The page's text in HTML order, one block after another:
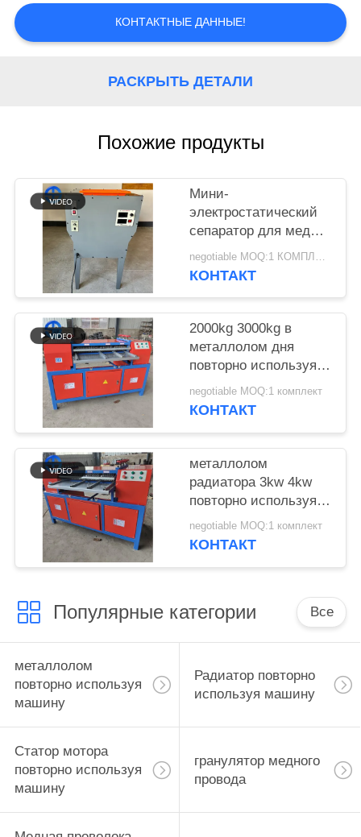
ВСЕ
СЛУЧАИ
ОТПРАВИТЬ
САЙТА
ПОЛИТИКА
КОНФИДЕНЦИАЛЬНОСТИ
КОНТАКТНЫЕ ДАННЫЕ!
РАСКРЫТЬ ДЕТАЛИ
Похожие продукты
Мини-
электростатический
сепаратор для меди и
пластика 100-150 кг/чnegotiable MOQ:1 КОМПЛЕКТ
КОНТАКТ
2000kg 3000kg в
металлолом дня
повторно используя
разделитель
радиатора машины
negotiable MOQ:1 комплект
КОНТАКТ
металлолом
радиатора 3kw 4kw
повторно используя
очищенность 100%
машины
negotiable MOQ:1 комплект
КОНТАКТ
Популярные категории Все
металлолом
повторно используя
машину
Радиатор повторно
используя машину
Статор мотора
повторно используя
машину
гранулятор медного
провода